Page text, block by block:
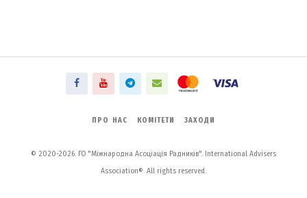
ПРО НАС КОМІТЕТИ ЗАХОДИ
© 2020-2026. ГО "Міжнародна Асоціація Радників". International Advisers
Association®. All rights reserved.